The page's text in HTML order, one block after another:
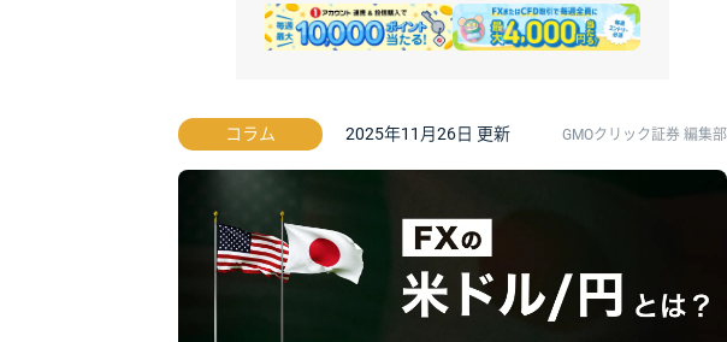
コラム 2025年11月26日 更新 GMOクリック証券 編集部